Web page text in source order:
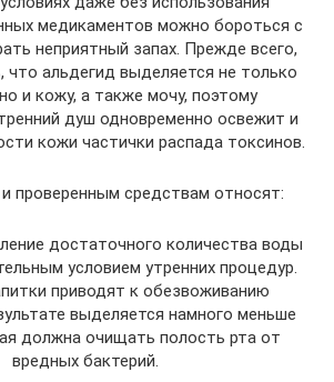
медикаментов можно бороться с
неприятный запах. Прежде всего,
что альдегид выделяется не только
и кожу, а также мочу, поэтому
душ одновременно освежит и
кожи частички распада токсинов.
проверенным средствам относят:
достаточного количества воды
условием утренних процедур.
приводят к обезвоживанию
выделяется намного меньше
должна очищать полость рта от
вредных бактерий.